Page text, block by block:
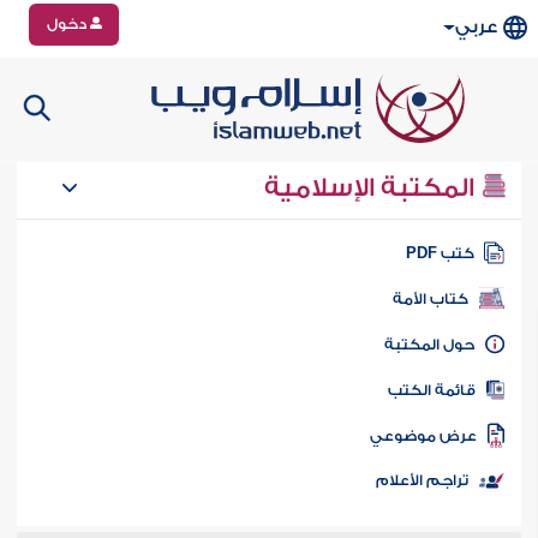
عربي دخول
المكتبة الإسلامية
كتب PDF
كتاب الأمة
المكتبة
الكتب
موضوعي